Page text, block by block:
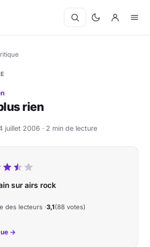
rien
juillet 2006 · 2 min de lecture
sur airs rock
des lecteurs ·3,1(88 votes)
→